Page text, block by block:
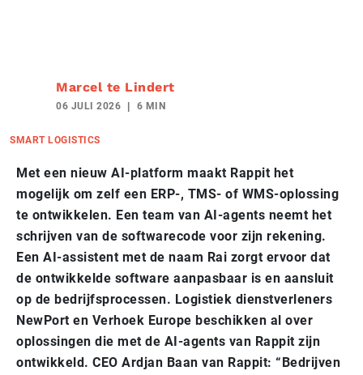
Marcel te Lindert
06 JULI 2026 6 MIN
SMART LOGISTICS
Met een nieuw AI-platform maakt Rappit het
mogelijk om zelf een ERP-, TMS- of WMS-oplossing
te ontwikkelen. Een team van AI-agents neemt het
schrijven van de softwarecode voor zijn rekening.
Een AI-assistent met de naam Rai zorgt ervoor dat
de ontwikkelde software aanpasbaar is en aansluit
op de bedrijfsprocessen. Logistiek dienstverleners
NewPort en Verhoek Europe beschikken al over
oplossingen die met de AI-agents van Rappit zijn
ontwikkeld. CEO Ardjan Baan van Rappit: “Bedrijven